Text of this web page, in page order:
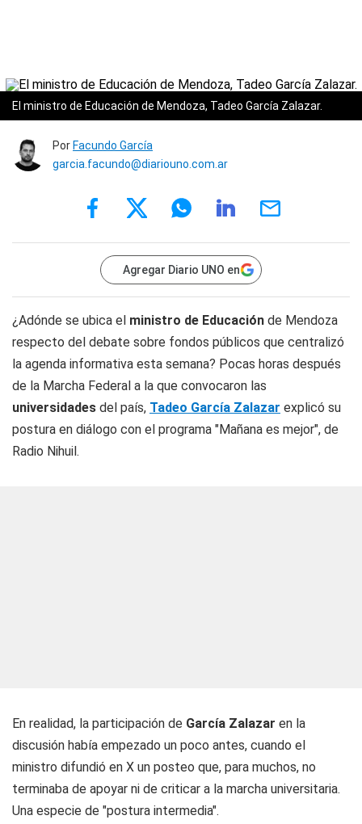
El ministro de Educación de Mendoza, Tadeo García Zalazar.
Por Facundo García
garcia.facundo@diariouno.com.ar
Agregar Diario UNO en
¿Adónde se ubica el ministro de Educación de Mendoza
respecto del debate sobre fondos públicos que centralizó
la agenda informativa esta semana? Pocas horas después
de la Marcha Federal a la que convocaron las
universidades del país, Tadeo García Zalazar explicó su
postura en diálogo con el programa "Mañana es mejor", de
Radio Nihuil.
En realidad, la participación de García Zalazar en la
discusión había empezado un poco antes, cuando el
ministro difundió en X un posteo que, para muchos, no
terminaba de apoyar ni de criticar a la marcha universitaria.
Una especie de "postura intermedia".